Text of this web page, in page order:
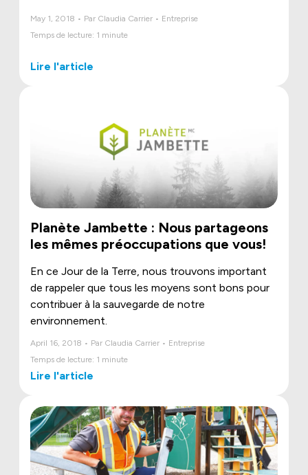
May 1, 2018 • Par Claudia Carrier • Entreprise
Temps de lecture: 1 minute
Lire l'article
Planète Jambette : Nous partageons
les mêmes préoccupations que vous!
En ce Jour de la Terre, nous trouvons important
de rappeler que tous les moyens sont bons pour
contribuer à la sauvegarde de notre
environnement.
April 16, 2018 • Par Claudia Carrier • Entreprise
Temps de lecture: 1 minute
Lire l'article